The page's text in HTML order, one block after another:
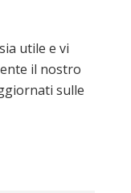
utile e vi
il nostro
sulle